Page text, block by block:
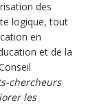
des
logique, tout
en
et de la
chercheurs
les